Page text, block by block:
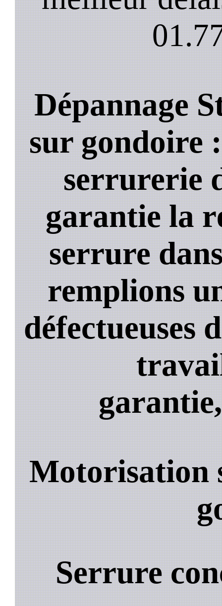
Dépannage
sur gondoire
serrurerie
garantie la
serrure
remplions
défectueuses
garantie,
Motorisation
Serrure